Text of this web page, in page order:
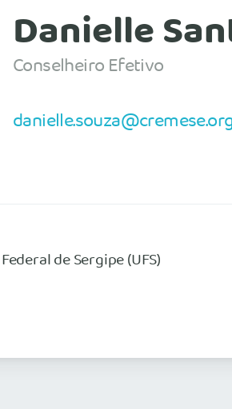
Danielle
Conselheiro Efetivo
de Sergipe (UFS)